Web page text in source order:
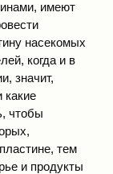
имеют
насекомых
когда и в
значит,
какие
чтобы
тем
и продукты